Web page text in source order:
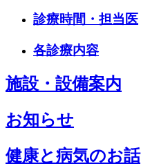
診療時間・担当医
各診療内容
施設・設備案内
お知らせ
健康と病気のお話